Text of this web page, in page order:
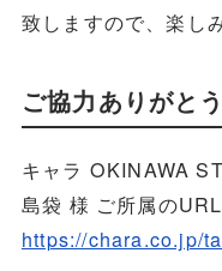
致しますので、楽し
ご協力ありがと
キャラ OKINAWA
島袋 様 ご所属のURL
https://chara.co.jp/